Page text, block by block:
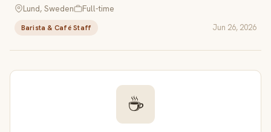
Lund, Sweden
Full-time
Barista & Café Staff Jun 26, 2026
☕